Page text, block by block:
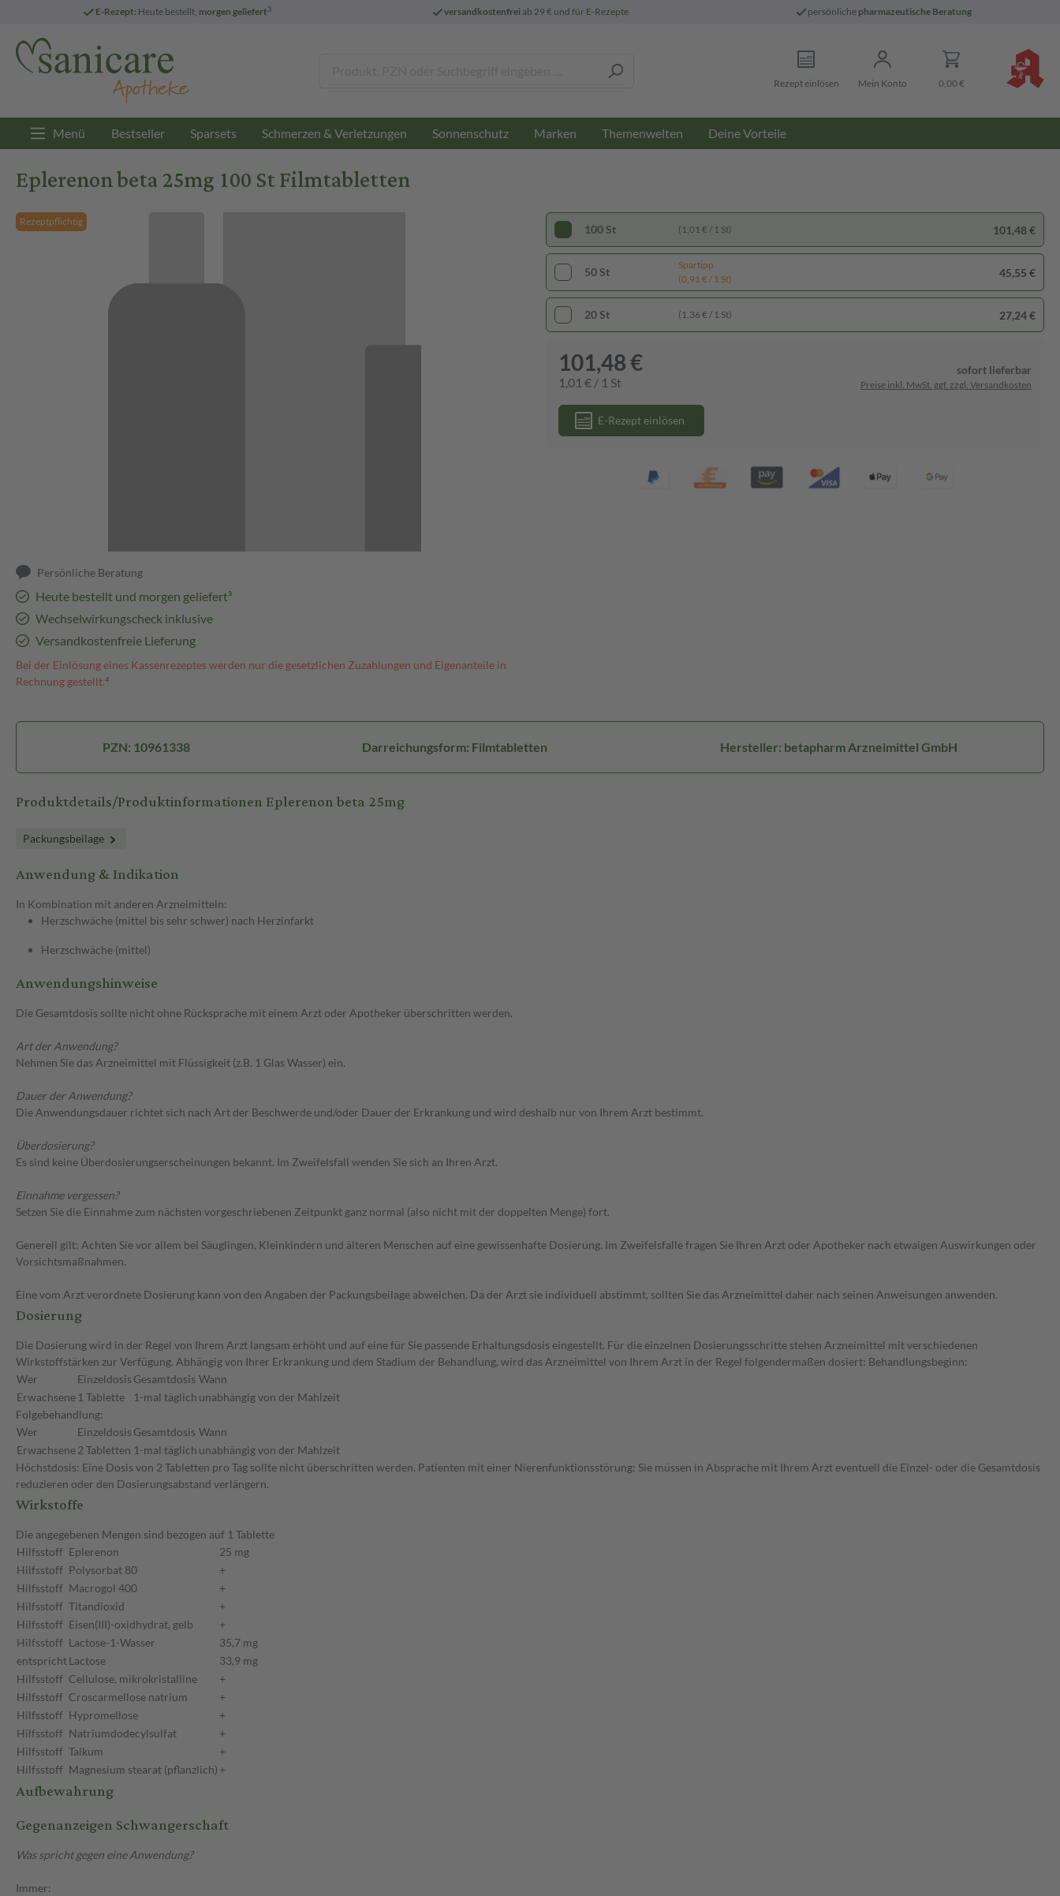
E-Rezept: Heute bestellt, morgen geliefert3 versandkostenfreiab 29 € und für E-Rezepte persönliche pharmazeutische Beratung
Rezept einlösen Mein Konto 0,00 €
Menü Bestseller Sparsets Schmerzen & Verletzungen Sonnenschutz Marken Themenwelten Deine Vorteile
Eplerenon beta 25mg 100 St Filmtabletten
Rezeptpflichtig
Persönliche Beratung
Heute bestellt und morgen geliefert³
Wechselwirkungscheck inklusive
Versandkostenfreie Lieferung
Bei der Einlösung eines Kassenrezeptes werden nur die gesetzlichen Zuzahlungen und Eigenanteile in
Rechnung gestellt.⁴
100 St (1,01 € / 1 St) 101,48 €
50 St
Spartipp
(0,91 € / 1 St)
45,55 €
20 St (1,36 € / 1 St) 27,24 €
101,48 €
1,01 € / 1 St
sofort lieferbar
Preise inkl. MwSt. ggf. zzgl. Versandkosten
E-Rezept einlösen
PZN: 10961338 Darreichungsform: Filmtabletten Hersteller: betapharm Arzneimittel GmbH
Produktdetails/Produktinformationen Eplerenon beta 25mg
Packungsbeilage
Anwendung & Indikation
In Kombination mit anderen Arzneimitteln:
Herzschwäche (mittel bis sehr schwer) nach Herzinfarkt
Herzschwäche (mittel)
Anwendungshinweise
Die Gesamtdosis sollte nicht ohne Rücksprache mit einem Arzt oder Apotheker überschritten werden.
Art der Anwendung?
Nehmen Sie das Arzneimittel mit Flüssigkeit (z.B. 1 Glas Wasser) ein.
Dauer der Anwendung?
Die Anwendungsdauer richtet sich nach Art der Beschwerde und/oder Dauer der Erkrankung und wird deshalb nur von Ihrem Arzt bestimmt.
Überdosierung?
Es sind keine Überdosierungserscheinungen bekannt. Im Zweifelsfall wenden Sie sich an Ihren Arzt.
Einnahme vergessen?
Setzen Sie die Einnahme zum nächsten vorgeschriebenen Zeitpunkt ganz normal (also nicht mit der doppelten Menge) fort.
Generell gilt: Achten Sie vor allem bei Säuglingen, Kleinkindern und älteren Menschen auf eine gewissenhafte Dosierung. Im Zweifelsfalle fragen Sie Ihren Arzt oder Apotheker nach etwaigen Auswirkungen oder
Vorsichtsmaßnahmen.
Eine vom Arzt verordnete Dosierung kann von den Angaben der Packungsbeilage abweichen. Da der Arzt sie individuell abstimmt, sollten Sie das Arzneimittel daher nach seinen Anweisungen anwenden.
Dosierung
Die Dosierung wird in der Regel von Ihrem Arzt langsam erhöht und auf eine für Sie passende Erhaltungsdosis eingestellt. Für die einzelnen Dosierungsschritte stehen Arzneimittel mit verschiedenen
Wirkstoffstärken zur Verfügung. Abhängig von Ihrer Erkrankung und dem Stadium der Behandlung, wird das Arzneimittel von Ihrem Arzt in der Regel folgendermaßen dosiert: Behandlungsbeginn:
Wer
Einzeldosis Gesamtdosis Wann
Erwachsene 1 Tablette 1-mal täglich unabhängig von der Mahlzeit
Folgebehandlung:
Wer
Einzeldosis Gesamtdosis Wann
Erwachsene2 Tabletten 1-mal täglich unabhängig von der Mahlzeit
Höchstdosis: Eine Dosis von 2 Tabletten pro Tag sollte nicht überschritten werden. Patienten mit einer Nierenfunktionsstörung: Sie müssen in Absprache mit Ihrem Arzt eventuell die Einzel- oder die Gesamtdosis
reduzieren oder den Dosierungsabstand verlängern.
Wirkstoffe
Die angegebenen Mengen sind bezogen auf 1 Tablette
Hilfsstoff Eplerenon
25 mg
Hilfsstoff Polysorbat 80
+
Hilfsstoff Macrogol 400
+
Hilfsstoff Titandioxid
+
Hilfsstoff Eisen(III)-oxidhydrat, gelb
+
Hilfsstoff Lactose-1-Wasser
35,7 mg
entsprichtLactose
33,9 mg
Hilfsstoff Cellulose, mikrokristalline
+
Hilfsstoff Croscarmellose natrium
+
Hilfsstoff Hypromellose
+
Hilfsstoff Natriumdodecylsulfat
+
Hilfsstoff Talkum
+
Hilfsstoff Magnesium stearat (pflanzlich) +
Aufbewahrung
Gegenanzeigen Schwangerschaft
Was spricht gegen eine Anwendung?
Immer: